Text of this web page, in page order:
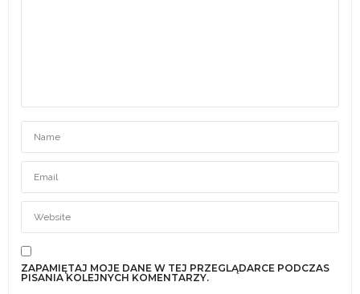
ZAPAMIĘTAJ MOJE DANE W TEJ PRZEGLĄDARCE PODCZAS
PISANIA KOLEJNYCH KOMENTARZY.